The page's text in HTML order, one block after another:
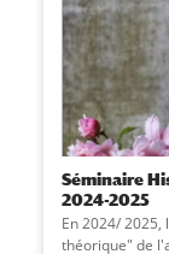
Séminaire
2024-2025
En 2024/
théorique" de